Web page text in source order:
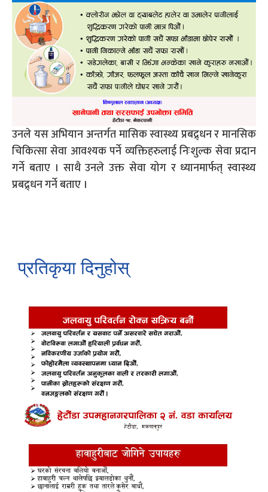
उनले यस अभियान अन्तर्गत मासिक स्वास्थ्य प्रबद्र्धन र मानसिक
चिकित्सा सेवा आवश्यक पर्ने व्यक्तिहरुलाई निःशुल्क सेवा प्रदान
गर्ने बताए । साथै उनले उक्त सेवा योग र ध्यानमार्फत् स्वास्थ्य
प्रबद्र्धन गर्ने बताए ।
प्रतिकृया दिनुहोस्